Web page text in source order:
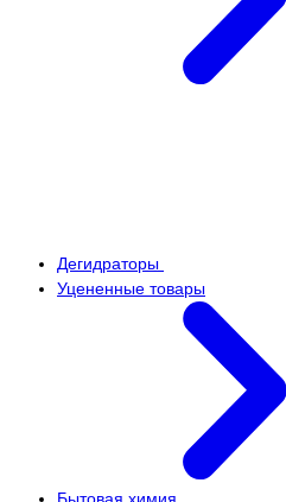
Дегидраторы
Уцененные товары
Бытовая химия